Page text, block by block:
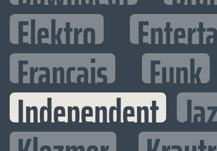
Elektro
Francais Funk
Independent